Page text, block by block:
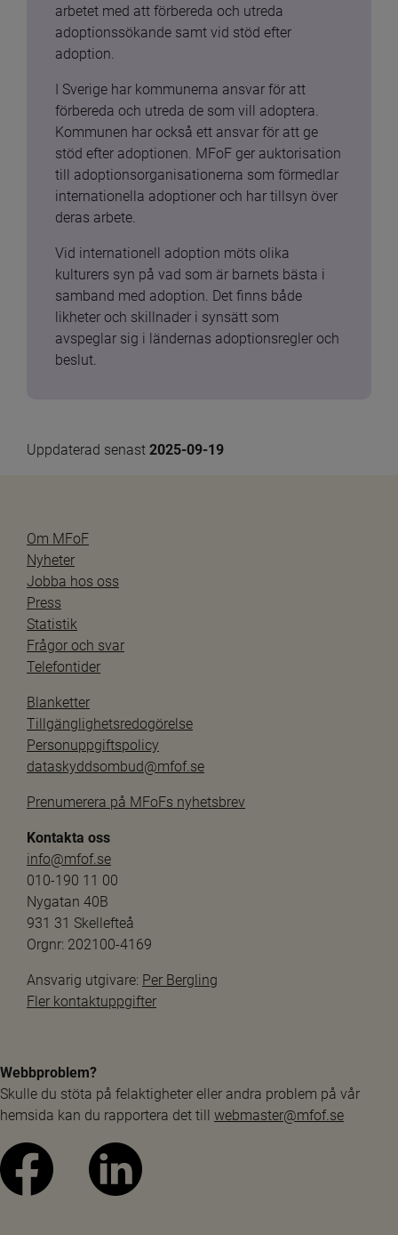
arbetet med att förbereda och utreda
adoptionssökande samt vid stöd efter
adoption.
I Sverige har kommunerna ansvar för att
förbereda och utreda de som vill adoptera.
Kommunen har också ett ansvar för att ge
stöd efter adoptionen. MFoF ger auktorisation
till adoptionsorganisationerna som förmedlar
internationella adoptioner och har tillsyn över
deras arbete.
Vid internationell adoption möts olika
kulturers syn på vad som är barnets bästa i
samband med adoption. Det finns både
likheter och skillnader i synsätt som
avspeglar sig i ländernas adoptionsregler och
beslut.
Uppdaterad senast 2025-09-19
Om MFoF
Nyheter
Jobba hos oss
Press
Statistik
Frågor och svar
Telefontider
Blanketter
Tillgänglighetsredogörelse
Personuppgiftspolicy
dataskyddsombud@mfof.se
Prenumerera på MFoFs nyhetsbrev
Kontakta oss
info@mfof.se
010-190 11 00
Nygatan 40B
931 31 Skellefteå
Orgnr: 202100-4169
Ansvarig utgivare: Per Bergling
Fler kontaktuppgifter
Webbproblem?
Skulle du stöta på felaktigheter eller andra problem på vår
hemsida kan du rapportera det till webmaster@mfof.se